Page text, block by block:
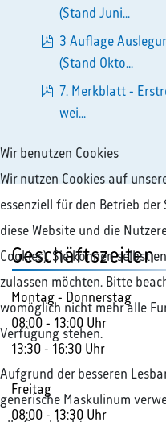
pdf(Stand Juni...
pdf
3 Auflage
(Stand Okto...
pdf
7. Merkblatt -
wei...
Geschäftszeiten
Montag - Donnerstag
08:00 - 13:00 Uhr
13:30 - 16:30 Uhr
Freitag
08:00 - 13:30 Uhr
Wir benutzen Cookies
Wir nutzen Cookies auf
essenziell für den Betrieb
diese Website und die
Cookies). Sie können selbst
zulassen möchten. Bitte
womöglich nicht mehr alle
Verfügung stehen.
Aufgrund der besseren
generische Maskulinum